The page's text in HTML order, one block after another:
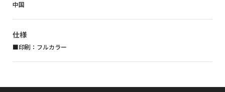
中国
仕様
■印刷：フルカラー